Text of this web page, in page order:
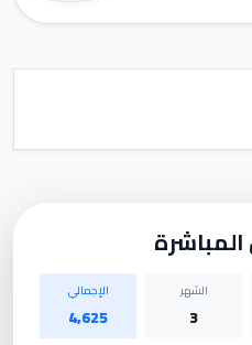
الشهر
3
الإجمالي
4,625